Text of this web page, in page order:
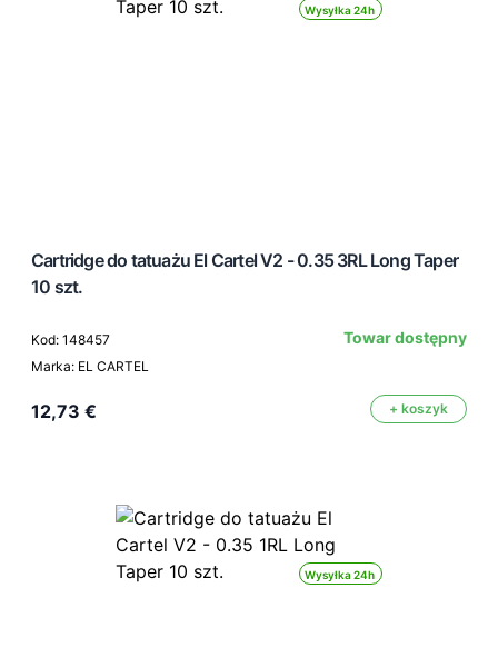
Wysyłka 24h
Cartridge do tatuażu El Cartel V2 - 0.35 3RL Long Taper
10 szt.
Kod: 148457
Marka: EL CARTEL
Towar dostępny
12,73 € + koszyk
Wysyłka 24h